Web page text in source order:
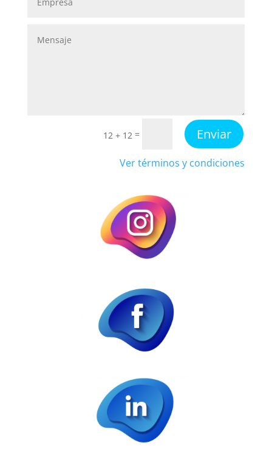
12 + 12 = Enviar
Ver términos y condiciones